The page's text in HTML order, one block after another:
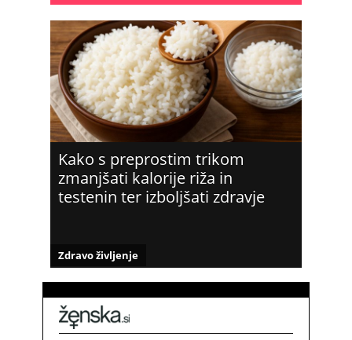
Kako s preprostim trikom
zmanjšati kalorije riža in
testenin ter izboljšati zdravje
Zdravo življenje